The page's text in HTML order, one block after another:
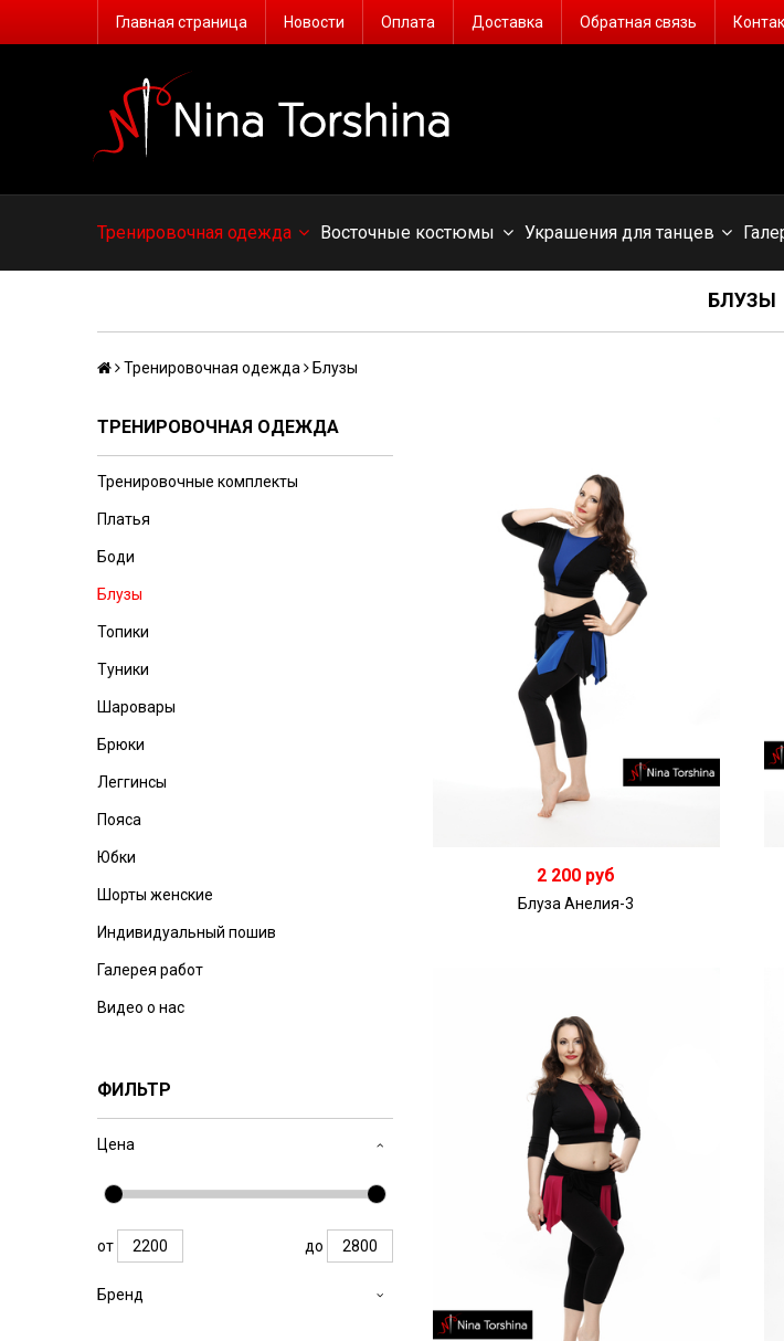
Главная страница Новости Оплата Доставка Обратная связь
Тренировочная одежда Восточные костюмы Украшения для танцев
БЛУЗЫ
Тренировочная одежда Блузы
ТРЕНИРОВОЧНАЯ ОДЕЖДА
Тренировочные комплекты
Платья
Боди
Блузы
Топики
Туники
Шаровары
Брюки
Леггинсы
Пояса
Юбки
Шорты женские
Индивидуальный пошив
Галерея работ
Видео о нас
ФИЛЬТР
Цена
от до
Бренд
2 200 руб
Блуза Анелия-3